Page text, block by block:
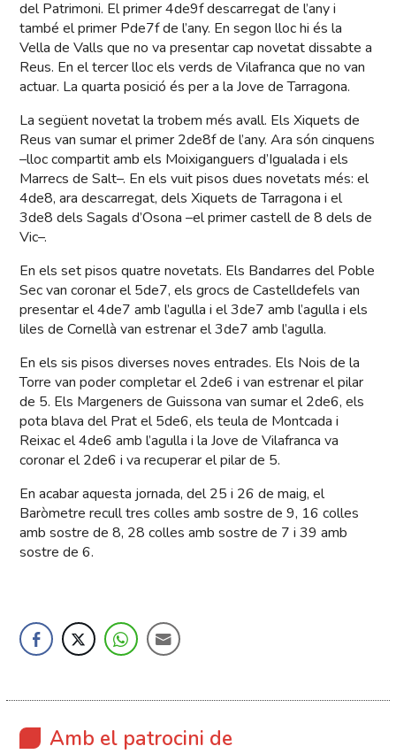
del Patrimoni. El primer 4de9f descarregat de l’any i
també el primer Pde7f de l’any. En segon lloc hi és la
Vella de Valls que no va presentar cap novetat dissabte a
Reus. En el tercer lloc els verds de Vilafranca que no van
actuar. La quarta posició és per a la Jove de Tarragona.
La següent novetat la trobem més avall. Els Xiquets de
Reus van sumar el primer 2de8f de l’any. Ara són cinquens
–lloc compartit amb els Moixiganguers d’Igualada i els
Marrecs de Salt–. En els vuit pisos dues novetats més: el
4de8, ara descarregat, dels Xiquets de Tarragona i el
3de8 dels Sagals d’Osona –el primer castell de 8 dels de
Vic–.
En els set pisos quatre novetats. Els Bandarres del Poble
Sec van coronar el 5de7, els grocs de Castelldefels van
presentar el 4de7 amb l’agulla i el 3de7 amb l’agulla i els
liles de Cornellà van estrenar el 3de7 amb l’agulla.
En els sis pisos diverses noves entrades. Els Nois de la
Torre van poder completar el 2de6 i van estrenar el pilar
de 5. Els Margeners de Guissona van sumar el 2de6, els
pota blava del Prat el 5de6, els teula de Montcada i
Reixac el 4de6 amb l’agulla i la Jove de Vilafranca va
coronar el 2de6 i va recuperar el pilar de 5.
En acabar aquesta jornada, del 25 i 26 de maig, el
Baròmetre recull tres colles amb sostre de 9, 16 colles
amb sostre de 8, 28 colles amb sostre de 7 i 39 amb
sostre de 6.
Amb el patrocini de